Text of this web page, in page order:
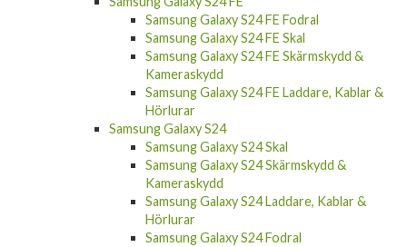
Samsung Galaxy S24 FE Skal
Samsung Galaxy S24 FE Skärmskydd &
Kameraskydd
Samsung Galaxy S24 FE Laddare, Kablar &
Hörlurar
Samsung Galaxy S24
Samsung Galaxy S24 Skal
Samsung Galaxy S24 Skärmskydd &
Kameraskydd
Samsung Galaxy S24 Laddare, Kablar &
Hörlurar
Samsung Galaxy S24 Fodral
Samsung Galaxy S24 Plus